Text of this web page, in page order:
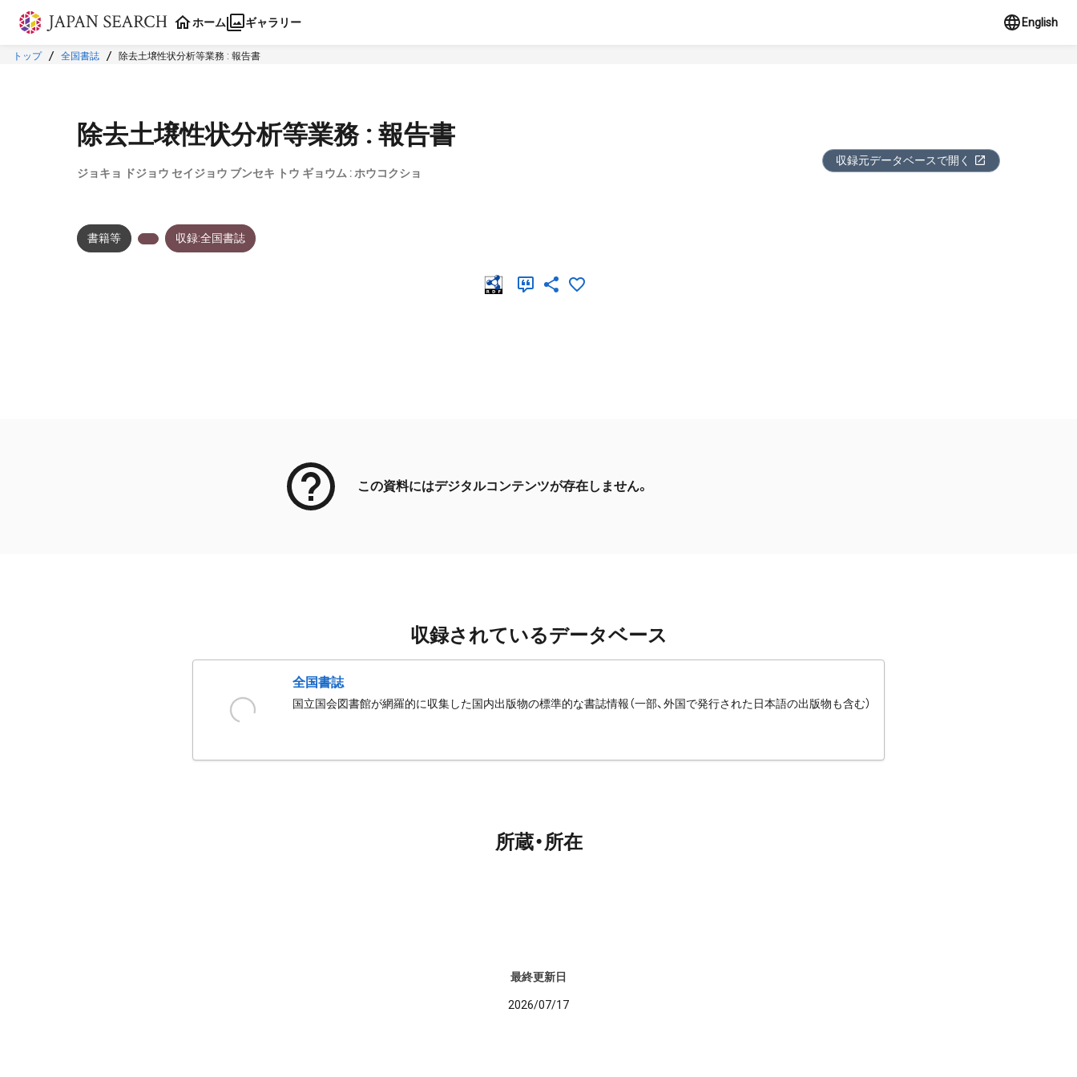
本文に飛ぶ
ホーム ギャラリー English
トップ 全国書誌 除去土壌性状分析等業務 : 報告書
除去土壌性状分析等業務 : 報告書
ジョキョ ドジョウ セイジョウ ブンセキ トウ ギョウム : ホウコクショ
収録元データベースで開く
書籍等 収録:全国書誌
この資料にはデジタルコンテンツが存在しません。
収録されているデータベース
全国書誌
国立国会図書館が網羅的に収集した国内出版物の標準的な書誌情報（一部、外国で発行された日本語の出版物も含む）
所蔵・所在
最終更新日
2026/07/17